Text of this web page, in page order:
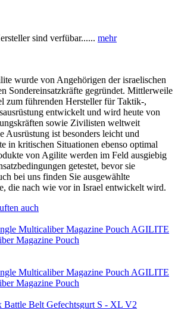
sind verfübar...... mehr
wurde von Angehörigen der israelischen
Sondereinsatzkräfte gegründet. Mittlerweile
zum führenden Hersteller für Taktik-,
entwickelt und wird heute von
sowie Zivilisten weltweit
Ausrüstung ist besonders leicht und
in kritischen Situationen ebenso optimal
von Agilite werden im Feld ausgiebig
getestet, bevor sie
bei uns finden Sie ausgewählte
die nach wie vor in Israel entwickelt wird.
auch
AGILITE
Magazine Pouch
AGILITE
Magazine Pouch